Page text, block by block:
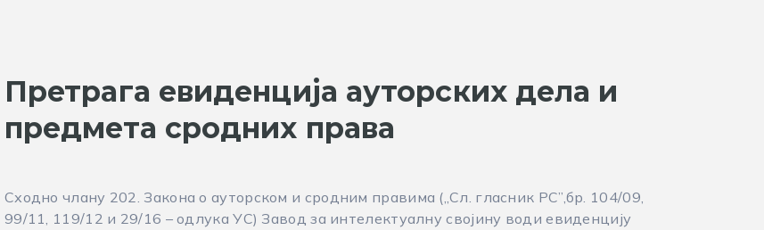
Претрага евиденција ауторских дела и
предмета сродних права
Сходно члану 202. Закона о ауторском и сродним правима („Сл. гласник РС”,бр. 104/09,
99/11, 119/12 и 29/16 – одлука УС) Завод за интелектуалну својину води евиденцију